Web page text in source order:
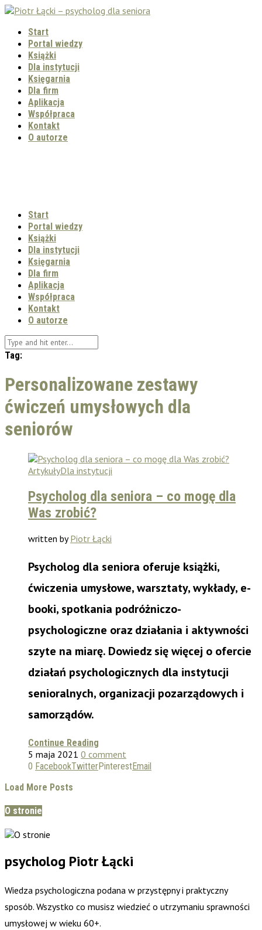
Start
Portal wiedzy
Książki
Dla instytucji
Księgarnia
Dla firm
Aplikacja
Współpraca
Kontakt
O autorze
Start
Portal wiedzy
Książki
Dla instytucji
Księgarnia
Dla firm
Aplikacja
Współpraca
Kontakt
O autorze
Tag:
Personalizowane zestawy
ćwiczeń umysłowych dla
seniorów
ArtykułyDla instytucji
Psycholog dla seniora – co mogę dla
Was zrobić?
written byPiotr Łącki
Psycholog dla seniora oferuje książki,
ćwiczenia umysłowe, warsztaty, wykłady, e-
booki, spotkania podróżniczo-
psychologiczne oraz działania i aktywności
szyte na miarę. Dowiedz się więcej o ofercie
działań psychologicznych dla instytucji
senioralnych, organizacji pozarządowych i
samorządów.
Continue Reading
5 maja 2021 0 comment
0 FacebookTwitterPinterestEmail
Load More Posts
O stronie
psycholog Piotr Łącki
Wiedza psychologiczna podana w przystępny i praktyczny
sposób. Wszystko co musisz wiedzieć o utrzymaniu sprawności
umysłowej w wieku 60+.